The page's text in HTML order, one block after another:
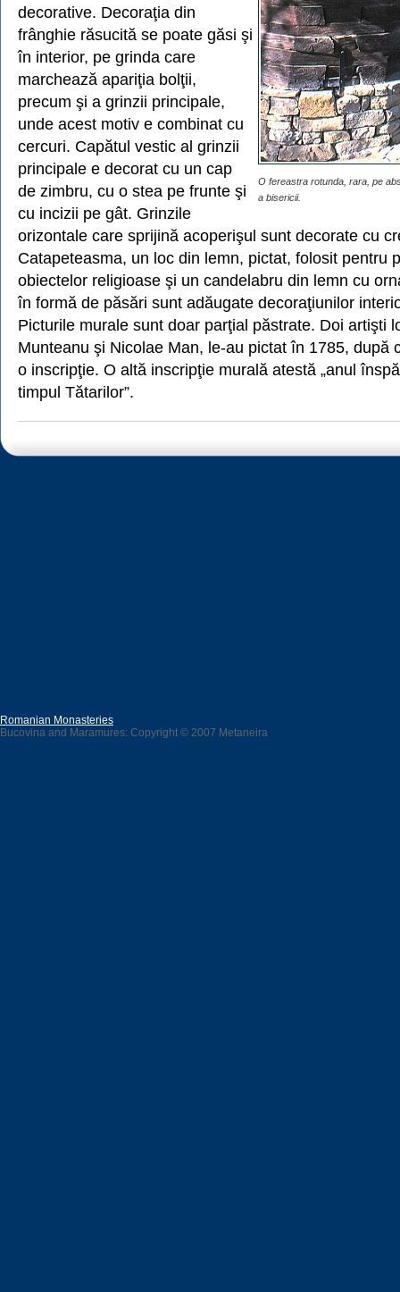
O fereastra rotunda, rara, pe
a bisericii.
decorative. Decoraţia din
frânghie răsucită se poate găsi şi
în interior, pe grinda care
marchează apariţia bolţii,
precum şi a grinzii principale,
unde acest motiv e combinat cu
cercuri. Capătul vestic al grinzii
principale e decorat cu un cap
de zimbru, cu o stea pe frunte şi
cu incizii pe gât. Grinzile
orizontale care sprijină acoperişul sunt decorate cu
Catapeteasma, un loc din lemn, pictat, folosit pentru
obiectelor religioase şi un candelabru din lemn cu
în formă de păsări sunt adăugate decoraţiunilor
Picturile murale sunt doar parţial păstrate. Doi artişti
Munteanu şi Nicolae Man, le-au pictat în 1785, după
o inscripţie. O altă inscripţie murală atestă „anul
timpul Tătarilor”.
Romanian Monasteries
Bucovina and Maramures: Copyright © 2007 Metaneira